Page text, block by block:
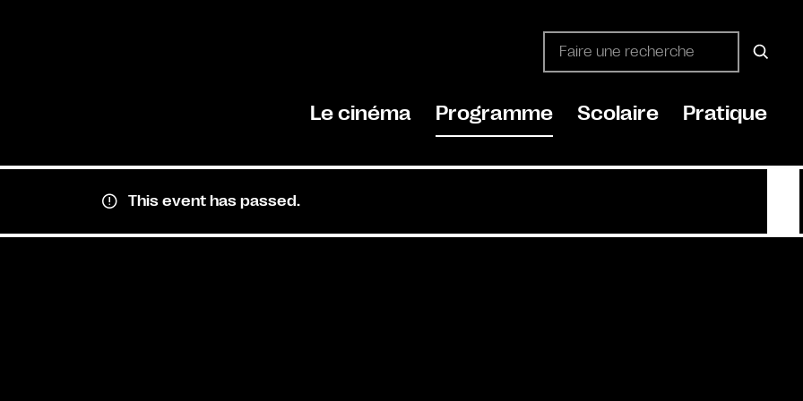
Le cinéma Programme Scolaire Pratique
This event has passed.